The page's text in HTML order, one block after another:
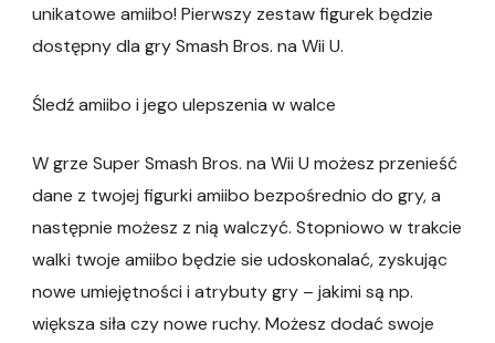
unikatowe amiibo! Pierwszy zestaw figurek będzie
dostępny dla gry Smash Bros. na Wii U.
Śledź amiibo i jego ulepszenia w walce
W grze Super Smash Bros. na Wii U możesz przenieść
dane z twojej figurki amiibo bezpośrednio do gry, a
następnie możesz z nią walczyć. Stopniowo w trakcie
walki twoje amiibo będzie sie udoskonalać, zyskując
nowe umiejętności i atrybuty gry – jakimi są np.
większa siła czy nowe ruchy. Możesz dodać swoje